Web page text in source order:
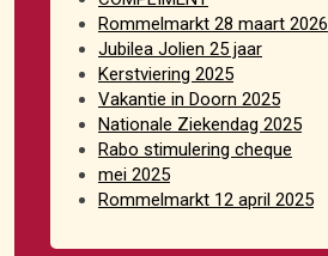
Rommelmarkt 28 maart 2026
Jubilea Jolien 25 jaar
Kerstviering 2025
Vakantie in Doorn 2025
Nationale Ziekendag 2025
Rabo stimulering cheque
mei 2025
Rommelmarkt 12 april 2025